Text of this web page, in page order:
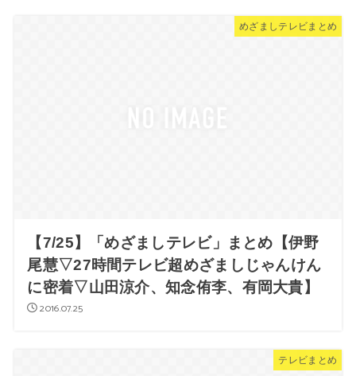
めざましテレビまとめ
【7/25】「めざましテレビ」まとめ【伊野
尾慧▽27時間テレビ超めざましじゃんけん
に密着▽山田涼介、知念侑李、有岡大貴】
2016.07.25
テレビまとめ